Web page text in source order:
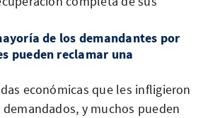
de los demandantes por
pueden reclamar una
económicas que les infligieron
y muchos pueden